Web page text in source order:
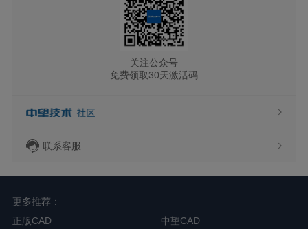
关注公众号
免费领取30天激活码
联系客服
更多推荐：
正版CAD
中望CAD